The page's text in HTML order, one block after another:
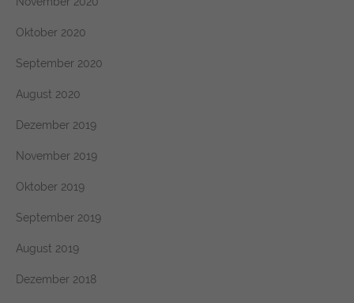
Oktober 2020
September 2020
August 2020
Dezember 2019
November 2019
Oktober 2019
September 2019
August 2019
Dezember 2018